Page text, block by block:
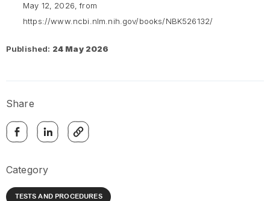
May 12, 2026, from
https://www.ncbi.nlm.nih.gov/books/NBK526132/
Published: 24 May 2026
Share
Category
TESTS AND PROCEDURES